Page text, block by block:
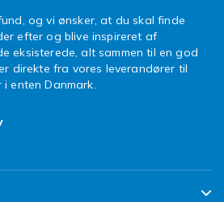
med kartoflens runding
og mange har desuden en
øjne og pletter. Vælg den
naturlig for dig.
kvalitet
er som regel i
skarpheden og ikke
brug. Håndtaget kan
og vi ønsker, at du skal finde
efter og blive inspireret af
eksisterede, alt sammen til en god
direkte fra vores leverandører til
enten Danmark.